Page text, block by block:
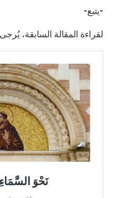
-يتبع-
لقراءة المقالة السابقة، يُرجى